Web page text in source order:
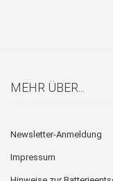
MEHR ÜBER...
Newsletter-Anmeldung
Impressum